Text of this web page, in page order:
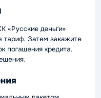
«Русские деньги»
Затем закажите
погашения кредита.